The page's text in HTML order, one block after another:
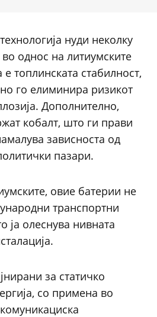
нуди неколку
однос на литиумските
топлинската стабилност,
го елиминира ризикот
Дополнително,
кобалт, што ги прави
зависноста од
пазари.
овие батерии не
транспортни
ја олеснува нивната
за статичко
со примена во